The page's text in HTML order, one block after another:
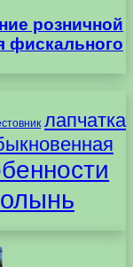
розничной
фискального
лапчатка